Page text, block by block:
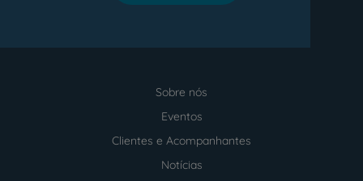
Sobre nós
Eventos
Clientes e Acompanhantes
Notícias